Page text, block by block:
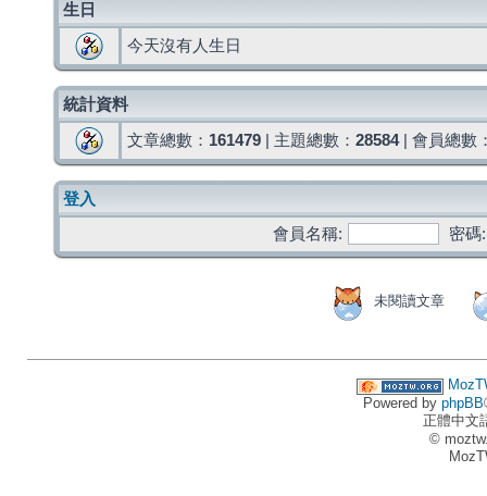
生日
今天沒有人生日
統計資料
文章總數： 161479 | 主題總數： 28584| 會員總數
登入
會員名稱:
密碼:
未閱讀文章
Powered by phpBB
正體中文
©